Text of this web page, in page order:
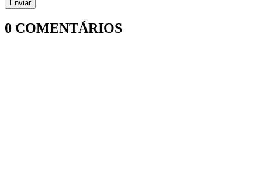
0 COMENTÁRIOS